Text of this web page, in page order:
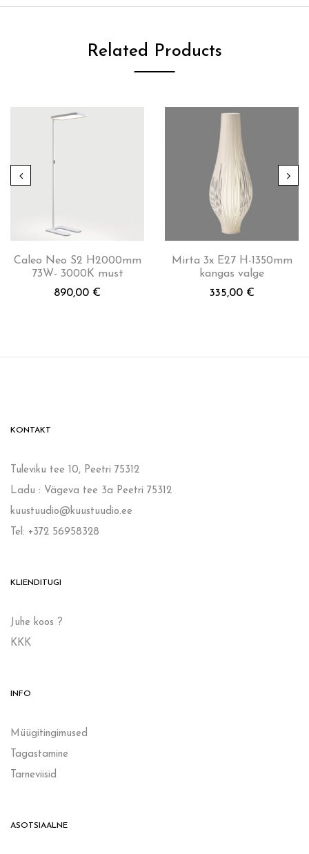
Related Products
Caleo Neo S2 H2000mm
73W- 3000K must
890,00 €
Mirta 3x E27 H-1350mm
kangas valge
335,00 €
KONTAKT
Tuleviku tee 10, Peetri 75312
Ladu : Vägeva tee 3a Peetri 75312
kuustuudio@kuustuudio.ee
Tel: +372 56958328
KLIENDITUGI
Juhe koos ?
KKK
INFO
Müügitingimused
Tagastamine
Tarneviisid
ASOTSIAALNE